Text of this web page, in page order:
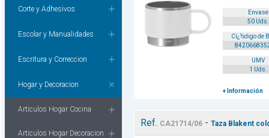
Corte y Adhesivos
Escolar y Manualidades
Escritura y Correccion
Hogar y Decoracion
Articulos Hogar Cocina
Articulos Hogar Decoracion
Envase
50 Uds.
Cï¿½digo de
UMV
1 Uds.
+ Información
Ref. CA21714/06- Taza Blakent